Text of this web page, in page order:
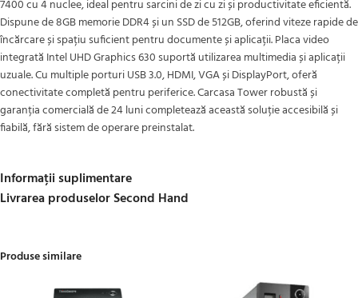
7400 cu 4 nuclee, ideal pentru sarcini de zi cu zi și productivitate eficientă.
Dispune de 8GB memorie DDR4 și un SSD de 512GB, oferind viteze rapide de
încărcare și spațiu suficient pentru documente și aplicații. Placa video
integrată Intel UHD Graphics 630 suportă utilizarea multimedia și aplicații
uzuale. Cu multiple porturi USB 3.0, HDMI, VGA și DisplayPort, oferă
conectivitate completă pentru periferice. Carcasa Tower robustă și
garanția comercială de 24 luni completează această soluție accesibilă și
fiabilă, fără sistem de operare preinstalat.
Informații suplimentare
Livrarea produselor Second Hand
Produse similare